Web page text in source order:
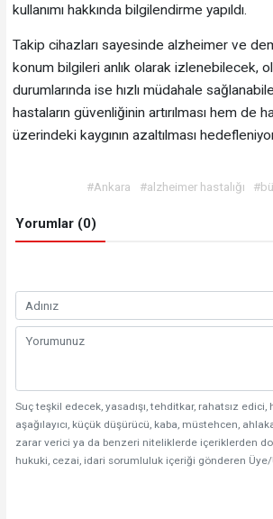
kullanımı hakkında bilgilendirme yapıldı.
Takip cihazları sayesinde alzheimer ve
konum bilgileri anlık olarak izlenebilecek,
durumlarında ise hızlı müdahale
hastaların güvenliğinin artırılması hem de
üzerindeki kaygının azaltılması
#Ankara #alzheimer hastalığı
Yorumlar (0)
Suç teşkil edecek, yasadışı, tehditkar, rahatsız
aşağılayıcı, küçük düşürücü, kaba, müstehcen,
zarar verici ya da benzeri niteliklerde içeriklerden
hukuki, cezai, idari sorumluluk içeriği gönderen Üye/